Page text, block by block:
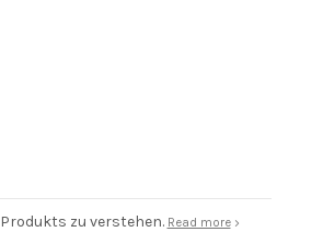
zu verstehen. Read more